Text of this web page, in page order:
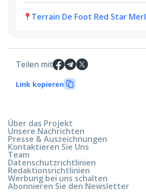
Terrain De Foot Red Star Merl
Teilen mit
Link kopieren
Über das Projekt
Unsere Nachrichten
Presse & Auszeichnungen
Kontaktieren Sie Uns
Team
Datenschutzrichtlinien
Redaktionsrichtlinien
Werbung bei uns schalten
Abonnieren Sie den Newsletter